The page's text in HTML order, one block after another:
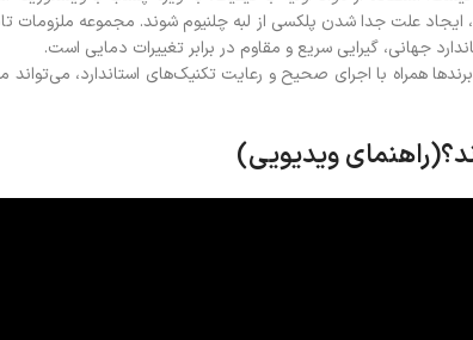
علت جدا شدن پلکسی از لبه چلنیوم شوند. مجموعه ملزومات
برندها همراه با اجرای صحیح و رعایت تکنیک‌های استاندارد،